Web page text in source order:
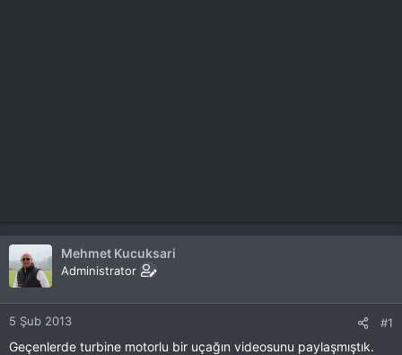
Mehmet Kucuksari
Administrator
5 Şub 2013 #1
Geçenlerde turbine motorlu bir uçağın videosunu paylaşmıştık.